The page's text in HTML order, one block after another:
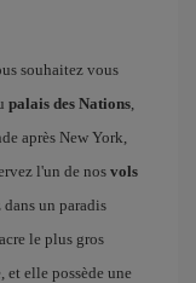
souhaitez vous
palais des Nations,
après New York,
l'un de nos vols
un paradis
le plus gros
et elle possède une